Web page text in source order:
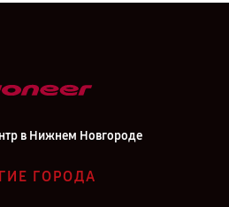
в Нижнем Новгороде
ГОРОДА